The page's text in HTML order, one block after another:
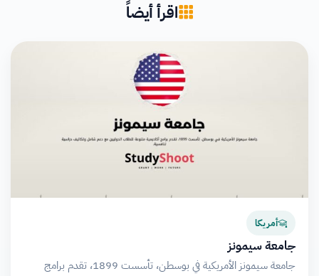
اقرأ أيضاً
أمريكا
جامعة سيمونز
جامعة سيمونز الأمريكية في بوسطن، تأسست 1899، تقدم برامج